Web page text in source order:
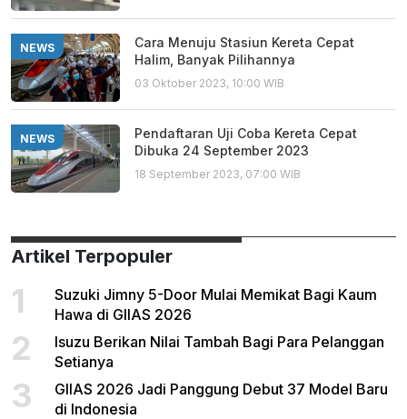
NEWS
Cara Menuju Stasiun Kereta Cepat
Halim, Banyak Pilihannya
03 Oktober 2023, 10:00 WIB
NEWS
Pendaftaran Uji Coba Kereta Cepat
Dibuka 24 September 2023
18 September 2023, 07:00 WIB
Artikel Terpopuler
1
Suzuki Jimny 5-Door Mulai Memikat Bagi Kaum
Hawa di GIIAS 2026
2
Isuzu Berikan Nilai Tambah Bagi Para Pelanggan
Setianya
3
GIIAS 2026 Jadi Panggung Debut 37 Model Baru
di Indonesia